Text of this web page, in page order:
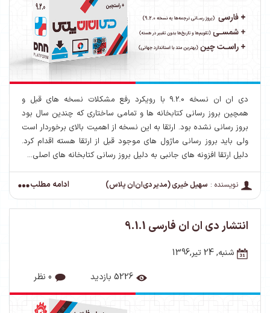
دی ان ان نسخه 9.2.0 با رویکرد رفع مشکلات نسخه های قبل و
همچین بروز رسانی کتابخانه ها و تمامی ساختاری که چندین سال بود
بروز رسانی نشده بود. ارتقا به این نسخه از اهمیت بالای برخوردار است
ولی باید بروز رسانی ماژول های موجود قبل از ارتقا هسته اقدام کرد.
دلیل ارتقا افزونه های جانبی به دلیل بروز رسانی کتابخانه های اصلی...
نویسنده : سهیل خیری (مدیر دی‌ان‌ان پلاس) ادامه مطلب
انتشار دی ان ان فارسی 9.1.1
شنبه, 24 تیر,1396